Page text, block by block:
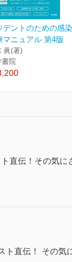
デントのための感
マニュアル 第4版
眞(著)
書院
ト直伝！その気
ト直伝！ その気